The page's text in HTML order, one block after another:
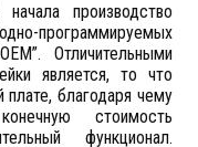
начала производство
OEM”. Отличительными
является, то что
благодаря чему
стоимость
функционал.